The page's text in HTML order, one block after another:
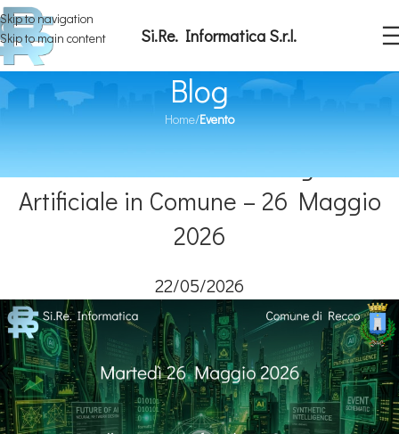
Skip to navigation
Skip to main content
Si.Re. Informatica S.r.l.
Blog
Home/Evento
Artificiale in Comune – 26 Maggio
2026
22/05/2026